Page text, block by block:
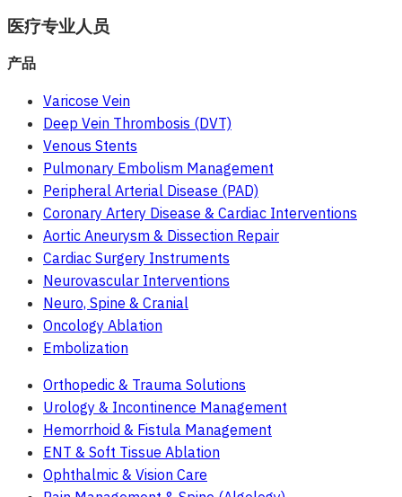
医疗专业人员
产品
Varicose Vein
Deep Vein Thrombosis (DVT)
Venous Stents
Pulmonary Embolism Management
Peripheral Arterial Disease (PAD)
Coronary Artery Disease & Cardiac Interventions
Aortic Aneurysm & Dissection Repair
Cardiac Surgery Instruments
Neurovascular Interventions
Neuro, Spine & Cranial
Oncology Ablation
Embolization
Orthopedic & Trauma Solutions
Urology & Incontinence Management
Hemorrhoid & Fistula Management
ENT & Soft Tissue Ablation
Ophthalmic & Vision Care